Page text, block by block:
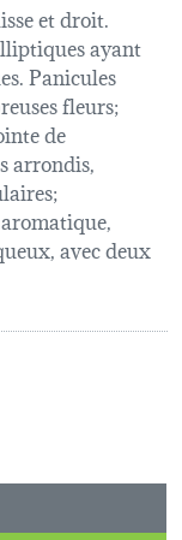
et droit.
ayant
Panicules
fleurs;
de
arrondis,
avec deux